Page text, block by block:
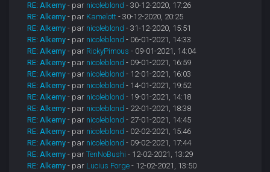
RE: Alkemy - par nicoleblond - 30-12-2020, 17:26
RE: Alkemy - par Kamelott - 30-12-2020, 20:25
RE: Alkemy - par nicoleblond - 31-12-2020, 15:51
RE: Alkemy - par nicoleblond - 06-01-2021, 14:33
RE: Alkemy - par RickyPimous - 09-01-2021, 14:04
RE: Alkemy - par nicoleblond - 09-01-2021, 16:59
RE: Alkemy - par nicoleblond - 12-01-2021, 16:03
RE: Alkemy - par nicoleblond - 14-01-2021, 19:52
RE: Alkemy - par nicoleblond - 19-01-2021, 14:18
RE: Alkemy - par nicoleblond - 22-01-2021, 18:38
RE: Alkemy - par nicoleblond - 27-01-2021, 14:45
RE: Alkemy - par nicoleblond - 02-02-2021, 15:46
RE: Alkemy - par nicoleblond - 09-02-2021, 17:44
RE: Alkemy - parTenNoBushi - 12-02-2021, 13:29
RE: Alkemy - par Lucius Forge - 12-02-2021, 13:50